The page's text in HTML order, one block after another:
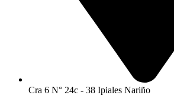
Cra 6 N° 24c - 38 Ipiales Nariño